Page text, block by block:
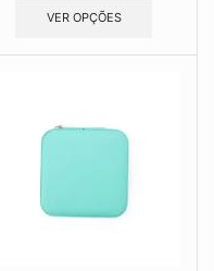
VER OPÇÕES